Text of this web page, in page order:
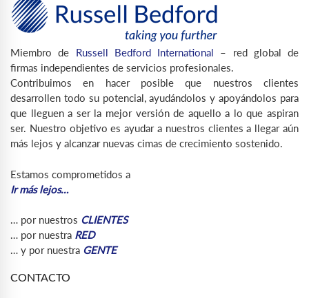
Miembro de Russell Bedford International – red global de
firmas independientes de servicios profesionales.
Contribuimos en hacer posible que nuestros clientes
desarrollen todo su potencial, ayudándolos y apoyándolos para
que lleguen a ser la mejor versión de aquello a lo que aspiran
ser. Nuestro objetivo es ayudar a nuestros clientes a llegar aún
más lejos y alcanzar nuevas cimas de crecimiento sostenido.
Estamos comprometidos a
Ir más lejos…
… por nuestros CLIENTES
… por nuestra RED
… y por nuestra GENTE
CONTACTO